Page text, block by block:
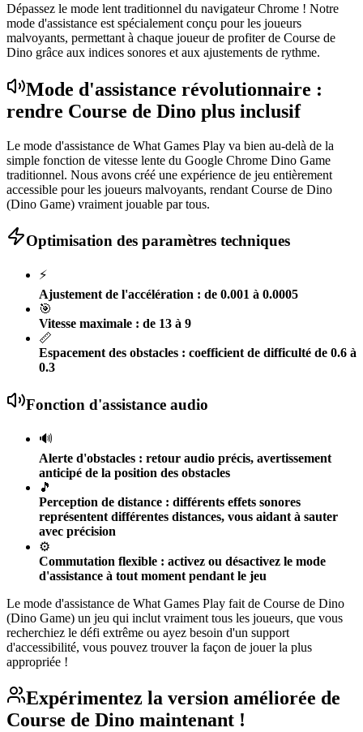
Dépassez le mode lent traditionnel du navigateur Chrome ! Notre
mode d'assistance est spécialement conçu pour les joueurs
malvoyants, permettant à chaque joueur de profiter de Course de
Dino grâce aux indices sonores et aux ajustements de rythme.
Mode d'assistance révolutionnaire :
rendre Course de Dino plus inclusif
Le mode d'assistance de What Games Play va bien au-delà de la
simple fonction de vitesse lente du Google Chrome Dino Game
traditionnel. Nous avons créé une expérience de jeu entièrement
accessible pour les joueurs malvoyants, rendant Course de Dino
(Dino Game) vraiment jouable par tous.
Optimisation des paramètres techniques
⚡
Ajustement de l'accélération : de 0.001 à 0.0005
🎯
Vitesse maximale : de 13 à 9
📏
Espacement des obstacles : coefficient de difficulté de 0.6 à
0.3
Fonction d'assistance audio
🔊
Alerte d'obstacles : retour audio précis, avertissement
anticipé de la position des obstacles
🎵
Perception de distance : différents effets sonores
représentent différentes distances, vous aidant à sauter
avec précision
⚙️
Commutation flexible : activez ou désactivez le mode
d'assistance à tout moment pendant le jeu
Le mode d'assistance de What Games Play fait de Course de Dino
(Dino Game) un jeu qui inclut vraiment tous les joueurs, que vous
recherchiez le défi extrême ou ayez besoin d'un support
d'accessibilité, vous pouvez trouver la façon de jouer la plus
appropriée !
Expérimentez la version améliorée de
Course de Dino maintenant !